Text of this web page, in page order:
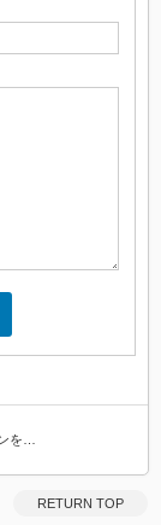
を…
RETURN TOP